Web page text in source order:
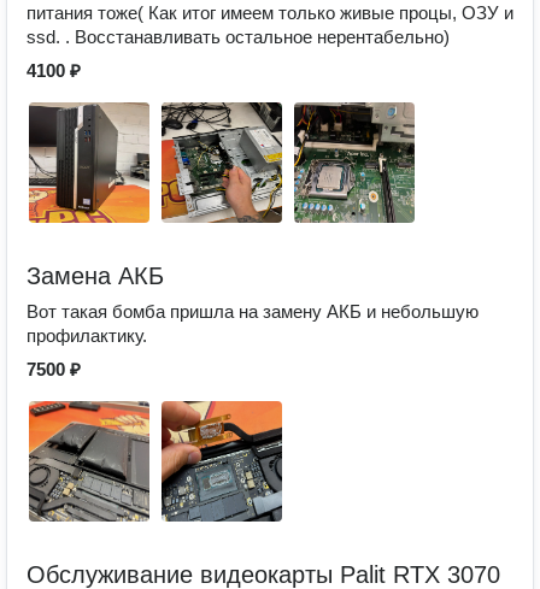
питания тоже( Как итог имеем только живые процы, ОЗУ и
ssd. . Восстанавливать остальное нерентабельно)
4100 ₽
Замена АКБ
Вот такая бомба пришла на замену АКБ и небольшую
профилактику.
7500 ₽
Обслуживание видеокарты Palit RTX 3070